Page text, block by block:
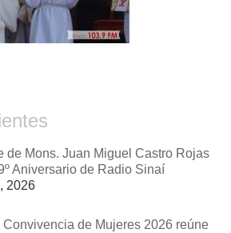
de Mons. Juan Miguel Castro Rojas
Aniversario de Radio Sinaí
2026
Convivencia de Mujeres 2026 reúne